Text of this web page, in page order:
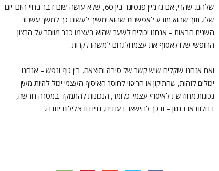
שלהם. שהרי, אם נדמיין פנסיונר בין 60, שלא עושה שום דבר בחיי היום-יום
שלו, תוך שהוא מודע לאפשרות שהוא ימשיך לעשות כך למשך עשרות
השנים הבאות – אנחנו יכולים לשער שהוא בעצמו כבר מוותר על הרצון
החופשי שלו לאסוף את עצמו ולגרום למשהו לקרות.
ואם אנחנו שוקלים שיש קשר של סיבה ותוצאה, בין גוף ונפש – אנחנו
יכולים לזהות, שהתיקון או הריפוי לחוסר האיסוף העצמי יכול להיות מעין
נכונות מחודשת לאיסוף עצמי. כלומר, הנכונות להתמקד במטרה חדשה,
בחלום או בחזון – ובכך להישאר רעננים, חיים ובצלילות יתרה.